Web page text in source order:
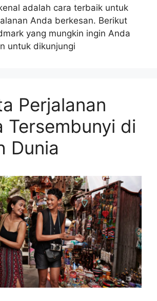
adalah cara terbaik untuk
Anda berkesan. Berikut
yang mungkin ingin Anda
untuk dikunjungi
Perjalanan
Tersembunyi di
Dunia